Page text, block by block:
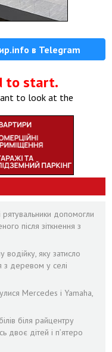
в Telegram
to start.
to look at the
рятувальники допомогли
після зіткнення з
водійку, яку затисло
з деревом у селі
Mercedes і Yamaha,
біля райцентру
двоє дітей і пʼятеро